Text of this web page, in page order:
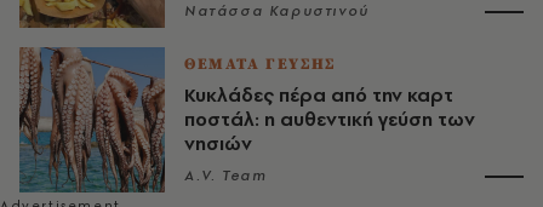
Νατάσσα Καρυστινού
ΘΕΜΑΤΑ ΓΕΥΣΗΣ
Κυκλάδες πέρα από την καρτ
ποστάλ: η αυθεντική γεύση των
νησιών
A.V. Team